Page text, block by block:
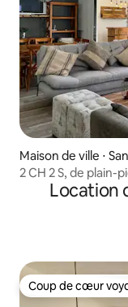
Maison de ville ⋅
2 CH 2 S, de plain-
Location
Coup de cœur
Coup de cœur